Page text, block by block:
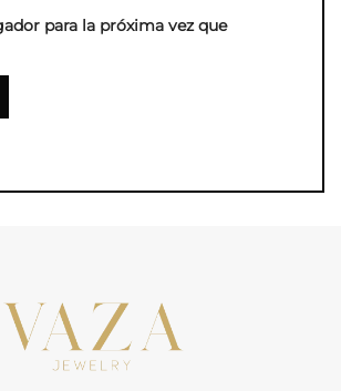
para la próxima vez que